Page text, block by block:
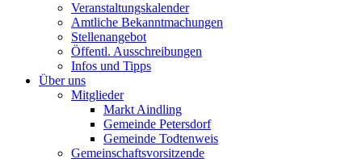
Veranstaltungskalender
Amtliche Bekanntmachungen
Stellenangebot
Öffentl. Ausschreibungen
Infos und Tipps
Über uns
Mitglieder
Markt Aindling
Gemeinde Petersdorf
Gemeinde Todtenweis
Gemeinschaftsvorsitzende